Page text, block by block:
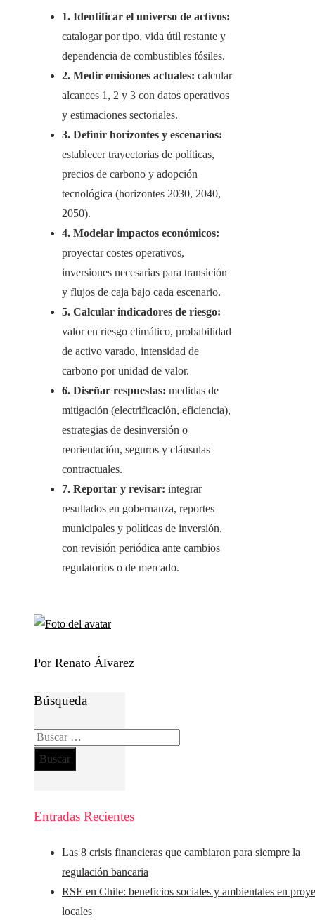
1. Identificar el universo de activos:
catalogar por tipo, vida útil restante y
dependencia de combustibles fósiles.
2. Medir emisiones actuales: calcular
alcances 1, 2 y 3 con datos operativos
y estimaciones sectoriales.
3. Definir horizontes y escenarios:
establecer trayectorias de políticas,
precios de carbono y adopción
tecnológica (horizontes 2030, 2040,
2050).
4. Modelar impactos económicos:
proyectar costes operativos,
inversiones necesarias para transición
y flujos de caja bajo cada escenario.
5. Calcular indicadores de riesgo:
valor en riesgo climático, probabilidad
de activo varado, intensidad de
carbono por unidad de valor.
6. Diseñar respuestas: medidas de
mitigación (electrificación, eficiencia),
estrategias de desinversión o
reorientación, seguros y cláusulas
contractuales.
7. Reportar y revisar: integrar
resultados en gobernanza, reportes
municipales y políticas de inversión,
con revisión periódica ante cambios
regulatorios o de mercado.
Por Renato Álvarez
Búsqueda
Buscar:
Entradas Recientes
Las 8 crisis financieras que cambiaron para siempre la
regulación bancaria
RSE en Chile: beneficios sociales y ambientales en
locales